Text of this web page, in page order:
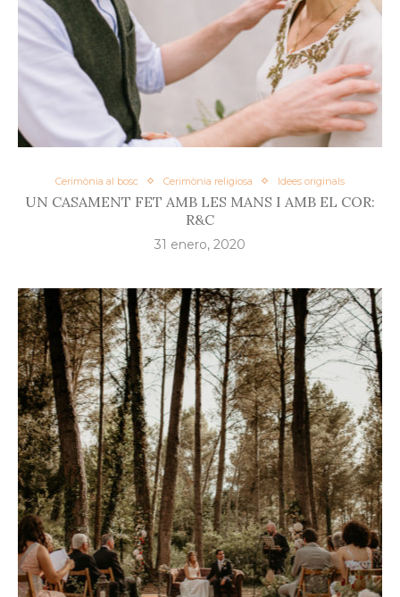
Cerimònia al bosc Cerimònia religiosa Idees originals
UN CASAMENT FET AMB LES MANS I AMB EL COR:
R&C
31 enero, 2020